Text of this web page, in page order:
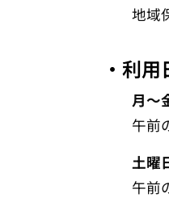
地域保
・利
月～
午前の
土曜
午前の